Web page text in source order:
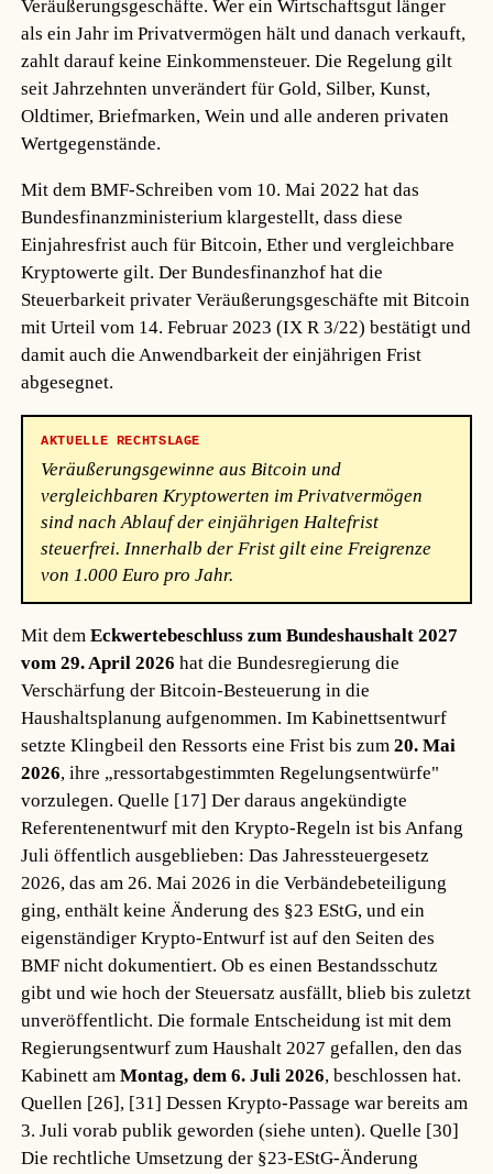
Veräußerungsgeschäfte. Wer ein Wirtschaftsgut länger
als ein Jahr im Privatvermögen hält und danach verkauft,
zahlt darauf keine Einkommensteuer. Die Regelung gilt
seit Jahrzehnten unverändert für Gold, Silber, Kunst,
Oldtimer, Briefmarken, Wein und alle anderen privaten
Wertgegenstände.
Mit dem BMF-Schreiben vom 10. Mai 2022 hat das
Bundesfinanzministerium klargestellt, dass diese
Einjahresfrist auch für Bitcoin, Ether und vergleichbare
Kryptowerte gilt. Der Bundesfinanzhof hat die
Steuerbarkeit privater Veräußerungsgeschäfte mit Bitcoin
mit Urteil vom 14. Februar 2023 (IX R 3/22) bestätigt und
damit auch die Anwendbarkeit der einjährigen Frist
abgesegnet.
AKTUELLE RECHTSLAGE
Veräußerungsgewinne aus Bitcoin und
vergleichbaren Kryptowerten im Privatvermögen
sind nach Ablauf der einjährigen Haltefrist
steuerfrei. Innerhalb der Frist gilt eine Freigrenze
von 1.000 Euro pro Jahr.
Mit demEckwertebeschluss zum Bundeshaushalt 2027
vom 29. April 2026 hat die Bundesregierung die
Verschärfung der Bitcoin-Besteuerung in die
Haushaltsplanung aufgenommen. Im Kabinettsentwurf
setzte Klingbeil den Ressorts eine Frist bis zum20. Mai
2026, ihre „ressortabgestimmten Regelungsentwürfe"
vorzulegen.Quelle [17] Der daraus angekündigte
Referentenentwurf mit den Krypto-Regeln ist bis Anfang
Juli öffentlich ausgeblieben: Das Jahressteuergesetz
2026, das am 26. Mai 2026 in die Verbändebeteiligung
ging, enthält keine Änderung des §23 EStG, und ein
eigenständiger Krypto-Entwurf ist auf den Seiten des
BMF nicht dokumentiert. Ob es einen Bestandsschutz
gibt und wie hoch der Steuersatz ausfällt, blieb bis zuletzt
unveröffentlicht. Die formale Entscheidung ist mit dem
Regierungsentwurf zum Haushalt 2027 gefallen, den das
Kabinett amMontag, dem 6. Juli 2026, beschlossen hat.
Quellen [26], [31] Dessen Krypto-Passage war bereits am
3. Juli vorab publik geworden (siehe unten).Quelle [30]
Die rechtliche Umsetzung der §23-EStG-Änderung